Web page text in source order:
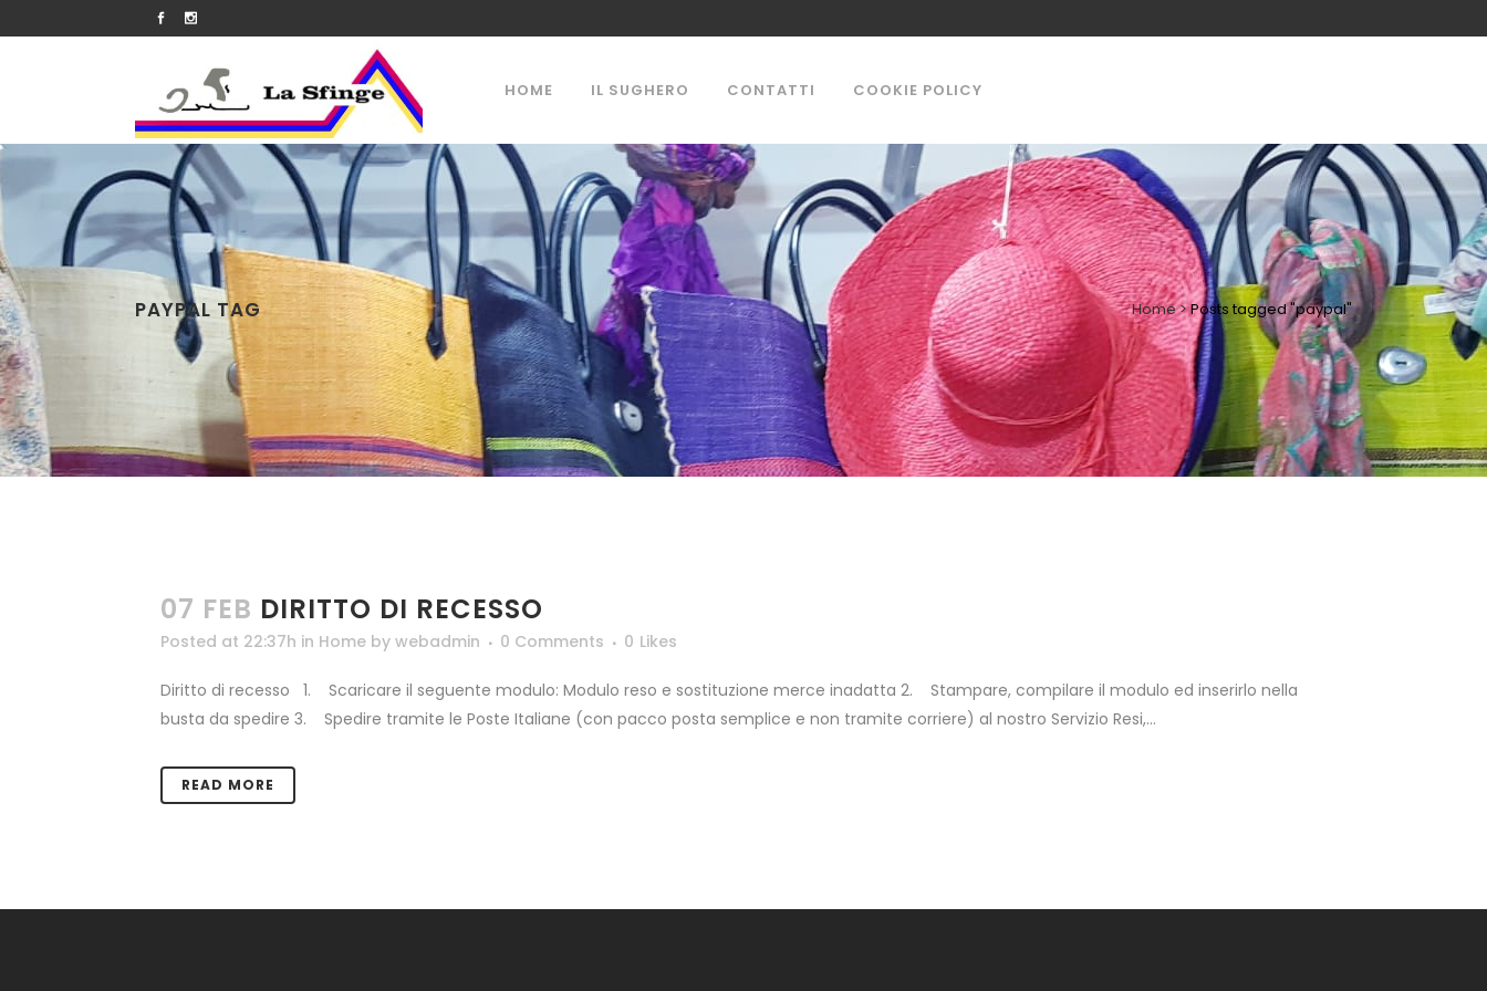
HOME IL SUGHERO CONTATTI COOKIE POLICY
PAYPAL TAG Home>Posts tagged "paypal"
07 FEB DIRITTO DI RECESSO
Posted at 22:37h in Home by webadmin 0 Comments 0 Likes
Diritto di recesso 1. Scaricare il seguente modulo: Modulo reso e sostituzione merce inadatta 2. Stampare, compilare il modulo ed inserirlo nella
busta da spedire 3. Spedire tramite le Poste Italiane (con pacco posta semplice e non tramite corriere) al nostro Servizio Resi,...
READ MORE